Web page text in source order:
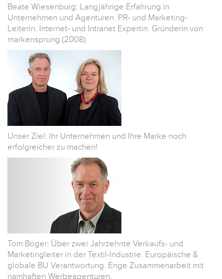
Beate Wiesenburg: Langjährige Erfahrung in
Unternehmen und Agenturen. PR- und Marketing-
Leiterin. Internet- und Intranet Expertin. Gründerin von
markensprung (2008).
Unser Ziel: Ihr Unternehmen und Ihre Marke noch
erfolgreicher zu machen!
Tom Böger: Über zwei Jahrzehnte Verkaufs- und
Marketingleiter in der Textil-Industrie. Europäische &
globale BU Verantwortung. Enge Zusammenarbeit mit
namhaften Werbeagenturen.